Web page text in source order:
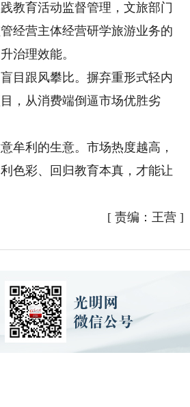
育活动监督管理，文旅部门
经营主体经营研学旅游业务的
治理效能。
目跟风攀比。摒弃重形式轻内
，从消费端倒逼市场优胜劣
利的生意。市场热度越高，
色彩、回归教育本真，才能让
[ 责编：王营 ]